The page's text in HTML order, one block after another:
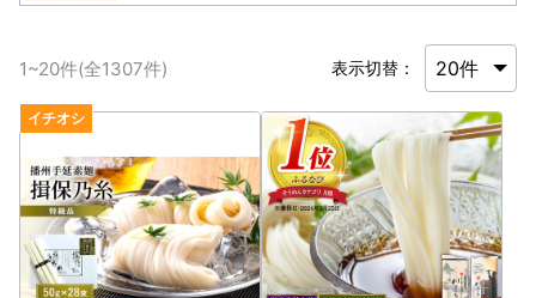
1~20件(全1307件) 表示切替：